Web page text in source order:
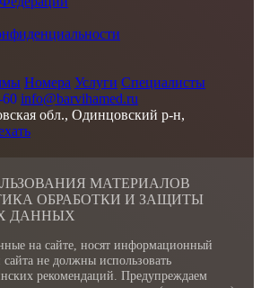
Номера Услуги Специалисты
60 info@barvihamed.ru
обл., Одинцовский р-н,
МАТЕРИАЛОВ
ОБРАБОТКИ И ЗАЩИТЫ
ДАННЫХ
на сайте, носят информационный
сайта не должны использовать
рекомендаций. Предупреждаем